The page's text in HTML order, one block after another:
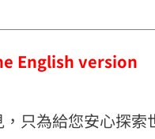
English version
只為給您安心探索